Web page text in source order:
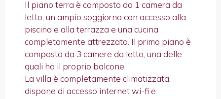
Il piano terra è composto da 1 camera da
letto, un ampio soggiorno con accesso alla
piscina e alla terrazza e una cucina
completamente attrezzata. Il primo piano è
composto da 3 camere da letto, una delle
quali ha il proprio balcone.
La villa è completamente climatizzata,
dispone di accesso internet wi-fi e